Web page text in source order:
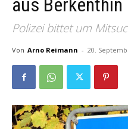
aus Berkenthin
Polizei bittet um
Von Arno Reimann - 20.